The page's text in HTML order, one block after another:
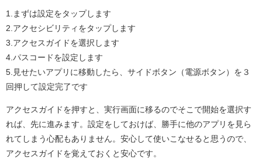
1.まずは設定をタップします
2.アクセシビリティをタップします
3.アクセスガイドを選択します
4.パスコードを設定します
5.見せたいアプリに移動したら、サイドボタン（電源ボタン）を３
回押して設定完了です
アクセスガイドを押すと、実行画面に移るのでそこで開始を選択す
れば、先に進みます。設定をしておけば、勝手に他のアプリを見ら
れてしまう心配もありません。安心して使いこなせると思うので、
アクセスガイドを覚えておくと安心です。